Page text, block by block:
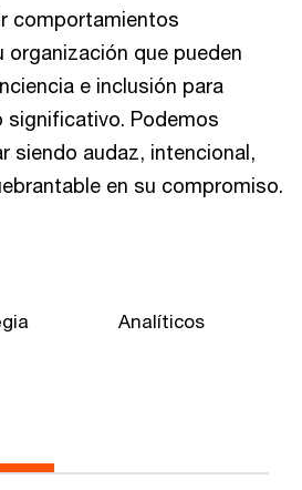
comportamientos
que pueden
e inclusión para
significativo. Podemos
siendo audaz, intencional,
en su compromiso.
Analíticos